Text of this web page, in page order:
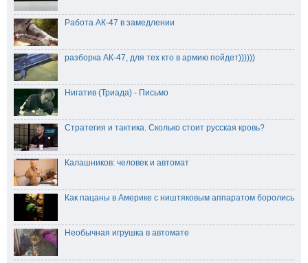
Работа АК-47 в замедлении
разборка АК-47, для тех кто в армию пойдет))))))
Нигатив (Триада) - Письмо
Стратегия и тактика. Сколько стоит русская кровь?
Калашников: человек и автомат
Как пацаны в Америке с ништяковым аппаратом боролись
Необычная игрушка в автомате